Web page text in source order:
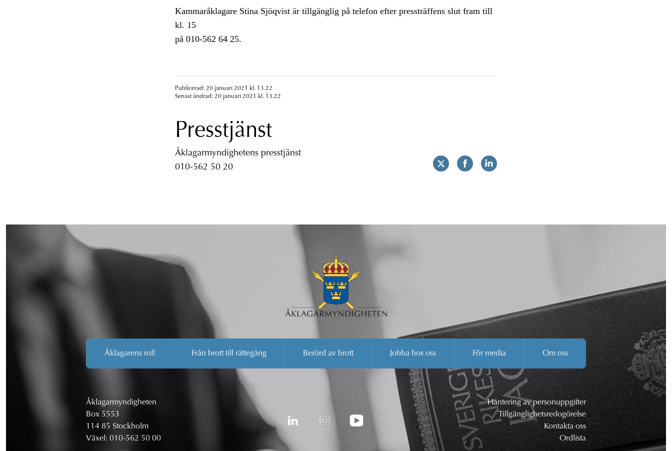
Kammaråklagare Stina Sjöqvist är tillgänglig på telefon efter pressträffens slut fram till
kl. 15
på 010-562 64 25.
Publicerad: 20 januari 2021 kl. 13.22
Senast ändrad: 20 januari 2021 kl. 13.22
Presstjänst
Åklagarmyndighetens presstjänst
010-562 50 20
Åklagarens roll Från brott till rättegång Berörd av brott Jobba hos oss För media Om oss
Åklagarmyndigheten
Box 5553
114 85 Stockholm
Växel: 010-562 50 00
Hantering av personuppgifter
Tillgänglighetsredogörelse
Kontakta oss
Ordlista